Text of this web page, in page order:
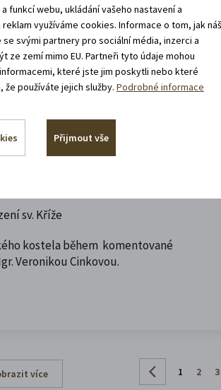
sv. Kříže
večerním hávu. Obětní stůl
klenby a chrám ožívá
LDBT 2026
sv. Kříže
kostela během komentované
Veronikou Cinkovou.
více 1 2 3
funkcí webu, ukládání vašeho nastavení a
využíváme cookies. Informace o tom, jak
svými partnery pro sociální média, inzerci a
ze zemí mimo EU. Partneři tyto údaje mohou
které jste jim poskytli nebo které
že používáte jejich služby.Podrobné informace
Přijmout vše